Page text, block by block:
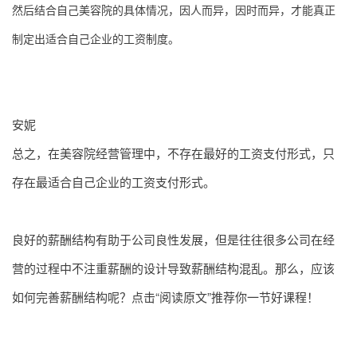
然后结合自己美容院的具体情况，因人而异，因时而异，才能真正
制定出适合自己企业的工资制度。
安妮
总之，在美容院经营管理中，不存在最好的工资支付形式，只
存在最适合自己企业的工资支付形式。
良好的薪酬结构有助于公司良性发展，但是往往很多公司在经
营的过程中不注重薪酬的设计导致薪酬结构混乱。那么，应该
如何完善薪酬结构呢？点击“阅读原文”推荐你一节好课程！